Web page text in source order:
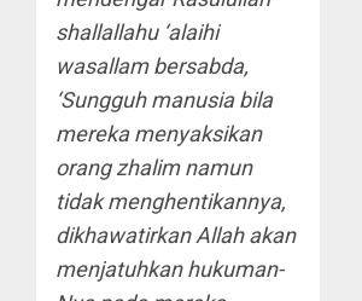
shallallahu ‘alaihi
wasallam bersabda,
‘Sungguh manusia bila
mereka menyaksikan
orang zhalim namun
tidak menghentikannya,
dikhawatirkan Allah akan
menjatuhkan hukuman-